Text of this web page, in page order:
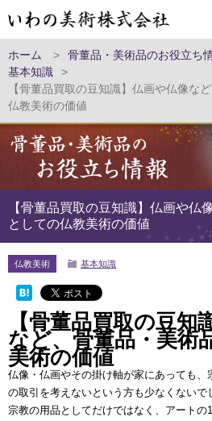
ホーム > 骨董品・美術品のお役立ち
基本知識
>
【骨董品買取の豆知識】仏画や仏像な
仏教美術の価値
【骨董品買取の豆知識】仏画や仏
としての仏教美術の価値
仏教美術 基本知識
【骨董品買取の豆知
など、骨董品・美術
美術の価値
仏像・仏画やその掛け軸が家にあっても、
の取引を考えないという方も少なくないで
宗教の用品としてだけではなく、アートの